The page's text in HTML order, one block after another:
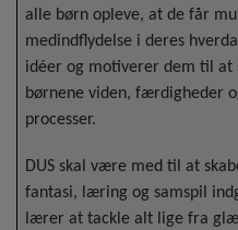
alle børn opleve, at de får
medindflydelse i deres
idéer og motiverer dem til at
børnene viden, færdigheder
processer.
DUS skal være med til at
fantasi, læring og samspil
lærer at tackle alt lige fra